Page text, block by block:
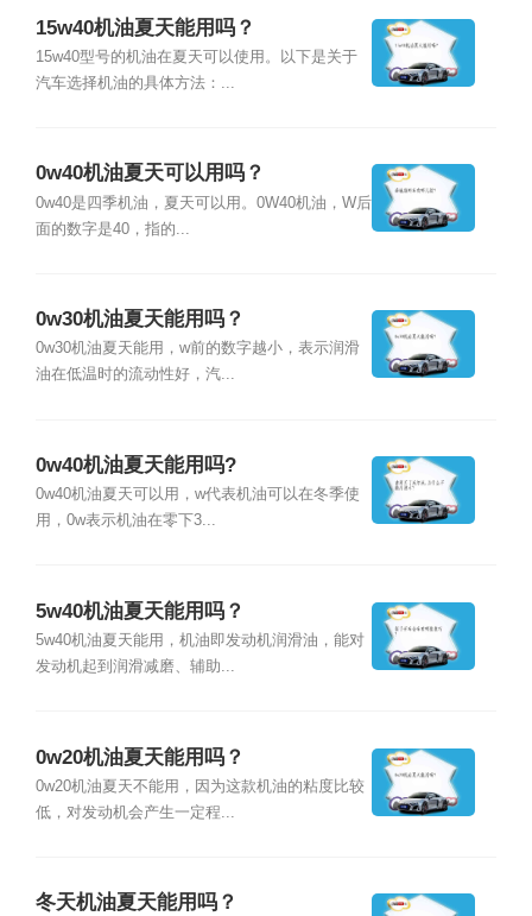
15w40机油夏天能用吗？
15w40型号的机油在夏天可以使用。以下是关于
汽车选择机油的具体方法：...
0w40机油夏天可以用吗？
0w40是四季机油，夏天可以用。0W40机油，W后
面的数字是40，指的...
0w30机油夏天能用吗？
0w30机油夏天能用，w前的数字越小，表示润滑
油在低温时的流动性好，汽...
0w40机油夏天能用吗?
0w40机油夏天可以用，w代表机油可以在冬季使
用，0w表示机油在零下3...
5w40机油夏天能用吗？
5w40机油夏天能用，机油即发动机润滑油，能对
发动机起到润滑减磨、辅助...
0w20机油夏天能用吗？
0w20机油夏天不能用，因为这款机油的粘度比较
低，对发动机会产生一定程...
冬天机油夏天能用吗？